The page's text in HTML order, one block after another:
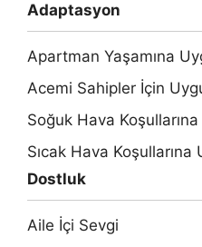
Adaptasyon
Apartman Yaşamına
Acemi Sahipler İçin
Soğuk Hava
Sıcak Hava Koşullarına
Dostluk
Aile İçi Sevgi